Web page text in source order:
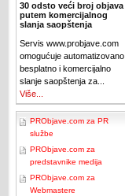
30 odsto veći broj objava
putem komercijalnog
slanja saopštenja
Servis www.probjave.com
omogućuje automatizovano
besplatno i komercijalno
slanje saopštenja za...
Više...
PRObjave.com za PR
službe
PRObjave.com za
predstavnike medija
PRObjave.com za
Webmastere